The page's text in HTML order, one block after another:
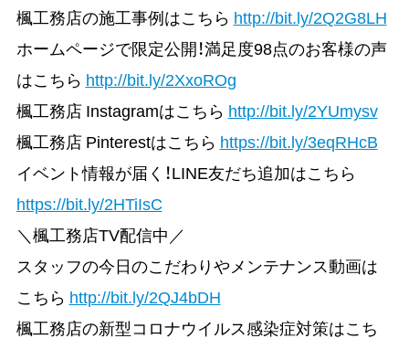
楓工務店の施工事例はこちら http://bit.ly/2Q2G8LH
ホームページで限定公開！満足度98点のお客様の声
はこちら http://bit.ly/2XxoROg
楓工務店 Instagramはこちら http://bit.ly/2YUmysv
楓工務店 Pinterestはこちら https://bit.ly/3eqRHcB
イベント情報が届く！LINE友だち追加はこちら
https://bit.ly/2HTiIsC
＼楓工務店TV配信中／
スタッフの今日のこだわりやメンテナンス動画は
こちら http://bit.ly/2QJ4bDH
楓工務店の新型コロナウイルス感染症対策はこち